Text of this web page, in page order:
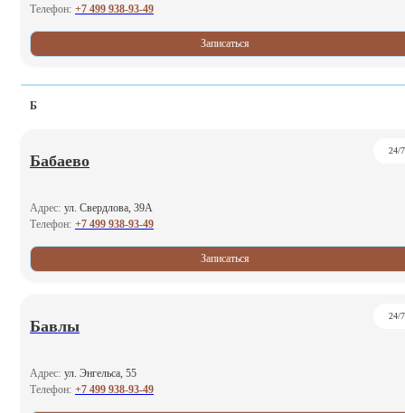
Телефон: +7 499 938-93-49
Записаться
Б
Бабаево
24/7
Адрес: ул. Свердлова, 39А
Телефон: +7 499 938-93-49
Записаться
Бавлы
24/7
Адрес: ул. Энгельса, 55
Телефон: +7 499 938-93-49